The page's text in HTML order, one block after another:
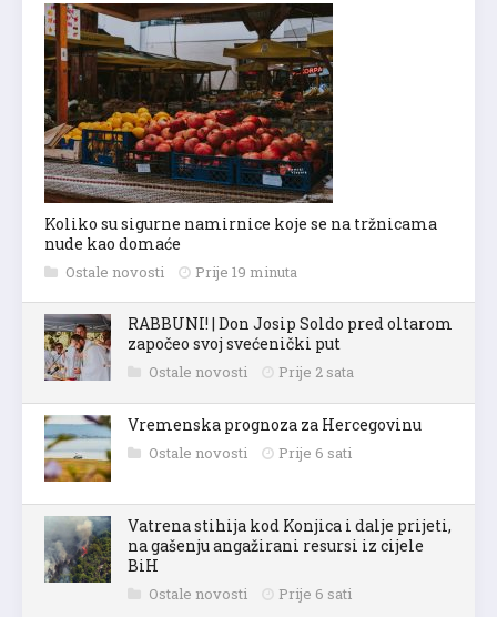
Koliko su sigurne namirnice koje se na tržnicama
nude kao domaće
Ostale novosti Prije 19 minuta
RABBUNI! | Don Josip Soldo pred oltarom
započeo svoj svećenički put
Ostale novosti Prije 2 sata
Vremenska prognoza za Hercegovinu
Ostale novosti Prije 6 sati
Vatrena stihija kod Konjica i dalje prijeti,
na gašenju angažirani resursi iz cijele
BiH
Ostale novosti Prije 6 sati